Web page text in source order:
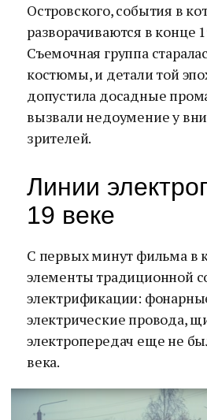
Островского, события в
разворачиваются в конце
Съемочная группа
костюмы, и детали той
допустила досадные
вызвали недоумение у
зрителей.
Линии
19 веке
С первых минут фильма в
элементы традиционной
электрификации:
электрические провода,
электропередач еще не
века.